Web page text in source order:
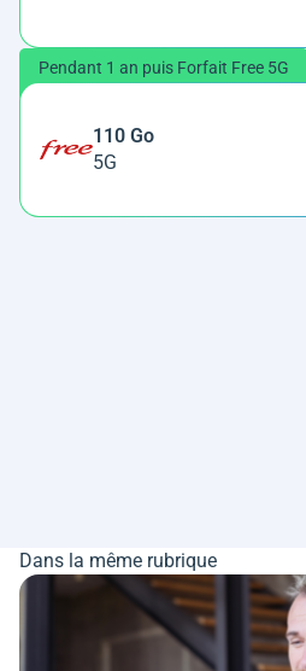
Pendant 1 an puis Forfait Free 5G
110 Go
5G
Dans la même rubrique